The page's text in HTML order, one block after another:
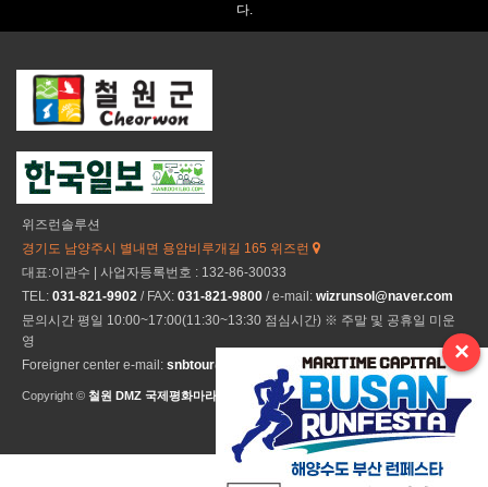
다.
위즈런솔루션
경기도 남양주시 별내면 용암비루개길 165 위즈런
대표:이관수 | 사업자등록번호 : 132-86-30033
TEL: 031-821-9902 / FAX: 031-821-9800 / e-mail: wizrunsol@naver.com
문의시간 평일 10:00~17:00(11:30~13:30 점심시간) ※ 주말 및 공휴일 미운
영
Foreigner center e-mail: snbtour@naver.com
Copyright © 철원 DMZ 국제평화마라톤 All Rights Reseved.
×